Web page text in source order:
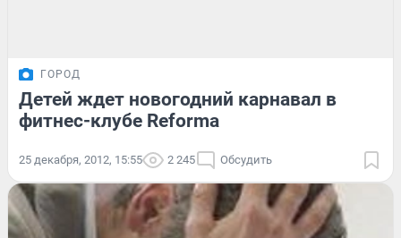
ГОРОД
Детей ждет новогодний карнавал в
фитнес-клубе Reforma
25 декабря, 2012, 15:55 2 245 Обсудить